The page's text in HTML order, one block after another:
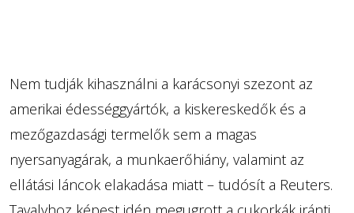
Nem tudják kihasználni a karácsonyi szezont az
amerikai édességgyártók, a kiskereskedők és a
mezőgazdasági termelők sem a magas
nyersanyagárak, a munkaerőhiány, valamint az
ellátási láncok elakadása miatt – tudósít a Reuters.